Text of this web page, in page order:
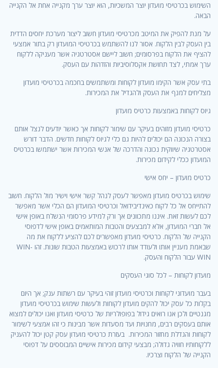
השימוש בכרטיסי מועדון יוצר המשכיות, הוא יוצר ערך מקנייה אחת אל הקנייה
הבאה.
על מנת להפיק את המיטב מכרטיסי מועדון חשוב ליצור מערכת יחסים הדדית
בין העסק לבין הלקוח. אסור לנו להשתמש בכרטיסי המועדון רק בתור אמצעי
להציף את הלקוח בפרסומים; חשוב ליישם אסטרטגיה אשר מעניקה ללקוח
ערך אמתי, לצד תחושת אקסלוסיביות והזדהות עם העסק.
בתי עסק אשר הקימו מועדון לקוחות ומשתמשים בחכמה בכרטיסי מועדון
מצליחים למנף את העסק ולהגדיל את המכירות.
גיוס לקוחות באמצעות כרטיס מועדון
כרטיסי מועדון מזוהים בעיקר עם שימור לקוחות אך כאשר יודעים לנצל אותם
בצורה הנכונה הם יכולים להיות גם כלי לגיוס לקוחות חדשים. הדבר דורש
אסטרטגיה שיווקית נכונה והדרכה של אנשי המכירות אשר ישתמשו בכרטיס
המועדון ככלי לקידום מכירות.
כרטיס מועדון – יחס אישי
שימוש בכרטיס מועדון מאפשר לעסק לנהל קשר אישי וישיר מול הלקוח. חשוב
להתייחס אל כל לקוח כאינדיבידואל וכרטיסי המועדון הם הכלי אשר מאפשר
לכם לעשות זאת. איננו מתכוונים אך ורק למידע פרסומי הנשלח באופן אישי
אל חברי המועדון, אלא למבצעים והטבות המותאמים באופן אישי לדפוסי
הקנייה של הלקוח. כרטיסי מועדון מאפשרים לכם להציע ללקוח את מה
שבאמת מעניין אותו ולעודד אותו לרכוש באמצעות הטבות שונות. זהו WIN-
WIN עבור הלקוח והעסק.
מועדון לקוחות – לכל סוגי העסקים
בעבר מועדוני לקוחות וכרטיסי מועדון זוהי בעיקר עם רשתות ענק; אך היום
בקלות כל עסק יכול להקים מועדון לקוחות ולעשות שימוש בכרטיסי מועדון
מגנטיים ולכן אנו רואים גידול בפופולריות של כרטיסי מועדון ואנו יכולים למצוא
אותם בעסקים רבים, מחנויות ועד מסעדות אשר מבינות כי זהו אמצעי לשימור
לקוחות והגדלת מחזור המכירות. בעזרת כרטיסי מועדון עסק קטן יכול להעניק
ללקוחותיו חוויה גדולה; מבצעי קידום מכירות אישיים המבוססים על דפוסי
הקנייה של הלקוח וצרכיו.